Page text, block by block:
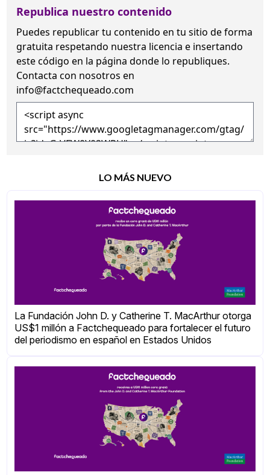
Republica nuestro contenido
Puedes republicar tu contenido en tu sitio de forma
gratuita respetando nuestra licencia e insertando
este código en la página donde lo republiques.
Contacta con nosotros en
info@factchequeado.com
LO MÁS NUEVO
La Fundación John D. y Catherine T. MacArthur otorga
US$1 millón a Factchequeado para fortalecer el futuro
del periodismo en español en Estados Unidos